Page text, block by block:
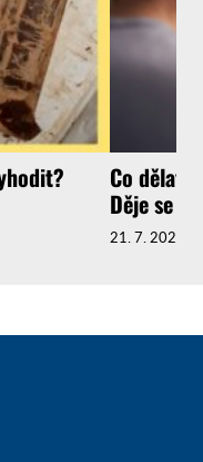
Co dělat,
Děje se
21. 7. 2026